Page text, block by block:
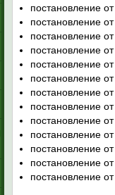
постановление
постановление
постановление
постановление
постановление
постановление
постановление
постановление
постановление
постановление
постановление
постановление
постановление